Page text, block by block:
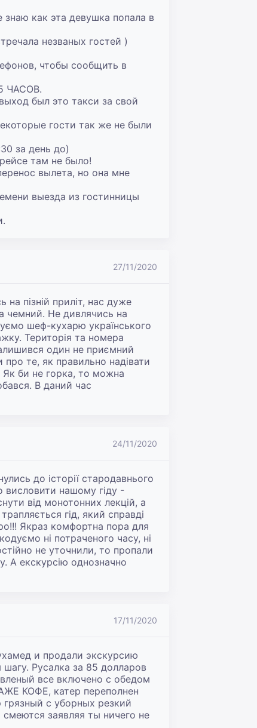
как эта девушка попала в
незваных гостей )
чтобы сообщить в
ЧАСОВ.
был это такси за свой
гости так же не были
за день до)
там не было!
вылета, но она мне
выезда из гостинницы
27/11/2020
пізній приліт, нас дуже
чемний. Не дивлячись на
шеф-кухарю українського
Територія та номера
один не приємний
про те, як правильно надівати
Як би не горка, то можна
В даний час
24/11/2020
до історії стародавнього
висловити нашому гіду -
від монотонних лекцій, а
гід, який справді
Якраз комфортна пора для
ні потраченого часу, ні
не уточнили, то пропали
А екскурсію однозначно
17/11/2020
и продали экскурсию
Русалка за 85 долларов
все включено с обедом
КОФЕ, катер переполнен
с уборных резкий
заявляя ты ничего не